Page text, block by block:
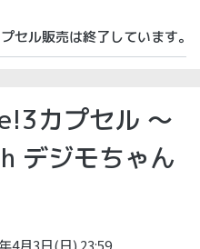
セル販売は終了しています。
カプセル ～
デジモちゃん
4月3日(日) 23:59